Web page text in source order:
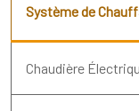
Système de
Chaudière